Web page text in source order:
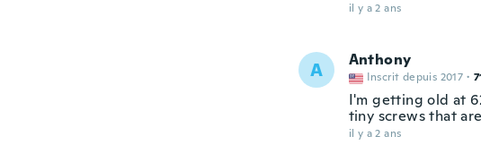
il y a 2 ans
A Anthony
Inscrit depuis 2017 ·
I'm getting old at
tiny screws that
il y a 2 ans